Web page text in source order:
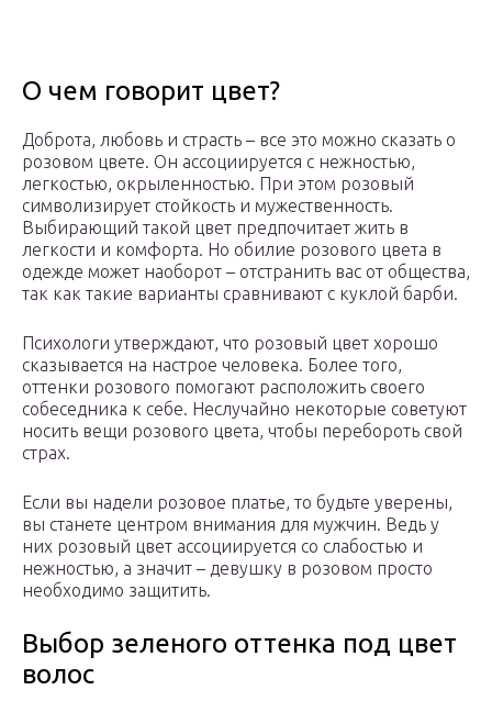
О чем говорит цвет?
Доброта, любовь и страсть – все это можно сказать о
розовом цвете. Он ассоциируется с нежностью,
легкостью, окрыленностью. При этом розовый
символизирует стойкость и мужественность.
Выбирающий такой цвет предпочитает жить в
легкости и комфорта. Но обилие розового цвета в
одежде может наоборот – отстранить вас от общества,
так как такие варианты сравнивают с куклой барби.
Психологи утверждают, что розовый цвет хорошо
сказывается на настрое человека. Более того,
оттенки розового помогают расположить своего
собеседника к себе. Неслучайно некоторые советуют
носить вещи розового цвета, чтобы перебороть свой
страх.
Если вы надели розовое платье, то будьте уверены,
вы станете центром внимания для мужчин. Ведь у
них розовый цвет ассоциируется со слабостью и
нежностью, а значит – девушку в розовом просто
необходимо защитить.
Выбор зеленого оттенка под цвет
волос